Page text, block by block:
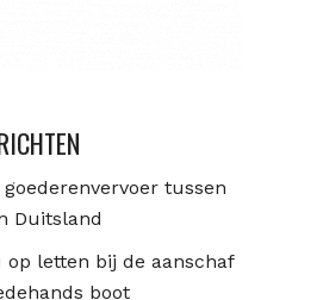
tussen
Duitsland
op letten bij de aanschaf
boot